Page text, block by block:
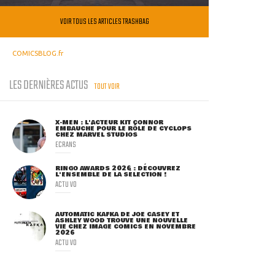
VOIR TOUS LES ARTICLES TRASHBAG
COMICSBLOG.fr
LES DERNIÈRES ACTUS TOUT VOIR
X-MEN : L'ACTEUR KIT CONNOR
EMBAUCHÉ POUR LE RÔLE DE CYCLOPS
CHEZ MARVEL STUDIOS
ECRANS
RINGO AWARDS 2026 : DÉCOUVREZ
L'ENSEMBLE DE LA SÉLECTION !
ACTU VO
AUTOMATIC KAFKA DE JOE CASEY ET
ASHLEY WOOD TROUVE UNE NOUVELLE
VIE CHEZ IMAGE COMICS EN NOVEMBRE
2026
ACTU VO